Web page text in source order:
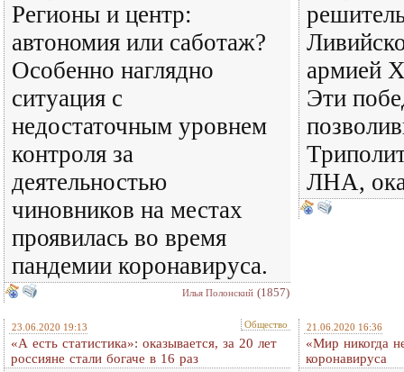
Регионы и центр:
автономия или саботаж?
Особенно наглядно
ситуация с
недостаточным уровнем
контроля за
деятельностью
чиновников на местах
проявилась во время
пандемии коронавируса.
Илья Полонский (1857)
армией
Эти
ЛНА,
23.06.2020 19:13 Общество
«А есть статистика»: оказывается, за 20 лет
россияне стали богаче в 16 раз
21.06.2020 16:36
«Мир никогда
коронавируса